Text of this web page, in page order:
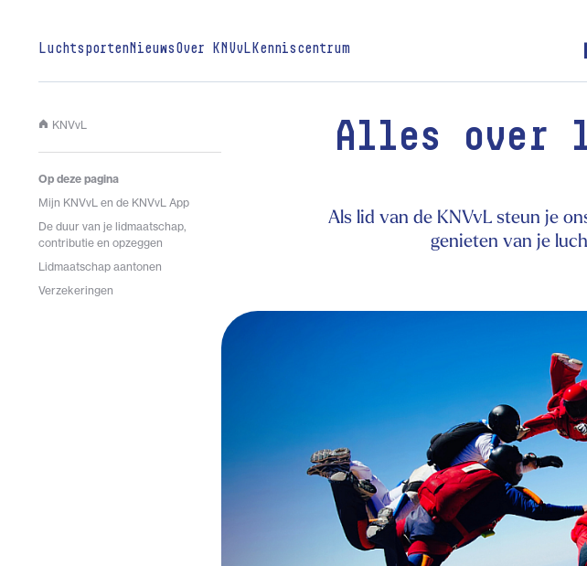
Luchtsporten Nieuws Over KNVvL Kenniscentrum
KNVvL
Op deze pagina
Mijn KNVvL en de KNVvL App
De duur van je lidmaatschap,
contributie en opzeggen
Lidmaatschap aantonen
Verzekeringen
Alles over
Als lid van de KNVvL steun je
genieten van je